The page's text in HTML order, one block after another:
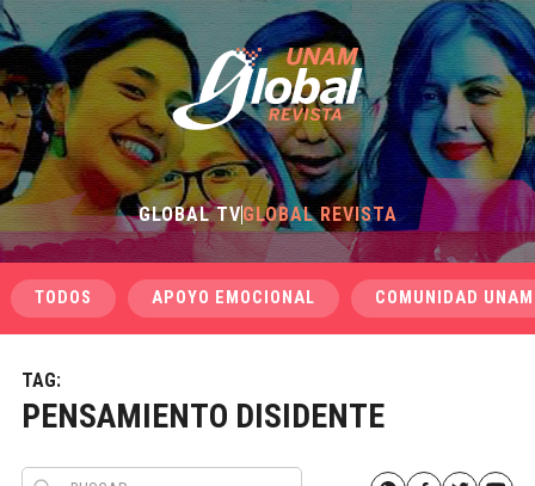
GLOBAL TVGLOBAL REVISTA
TODOS APOYO EMOCIONAL COMUNIDAD UNAM
TAG:
PENSAMIENTO DISIDENTE